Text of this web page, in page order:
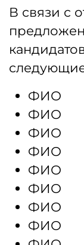
В связи с
ФИО
ФИО
ФИО
ФИО
ФИО
ФИО
ФИО
ФИО